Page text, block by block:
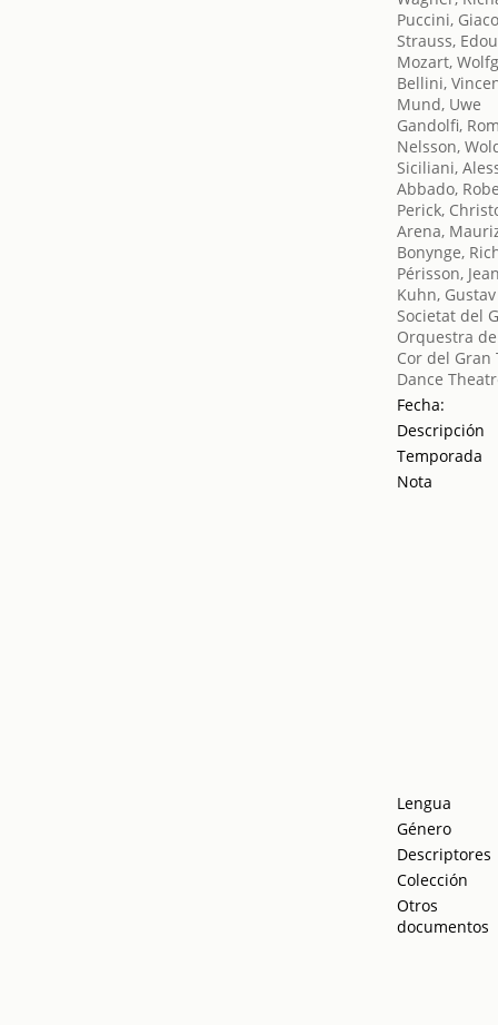
Puccini,
Strauss,
Mozart,
Bellini,
Mund, Uwe
Gandolfi,
Nelsson,
Siciliani,
Abbado,
Perick,
Arena,
Bonynge,
Périsson,
Kuhn, Gustav
Societat del
Orquestra
Cor del Gran
Dance
Fecha:
Descripción
Temporada
Nota
Lengua
Género
Descriptores
Colección
Otros
documentos